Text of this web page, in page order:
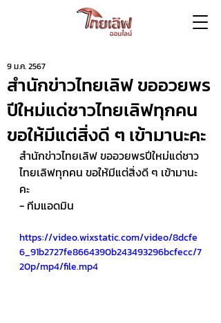
สำนักข่าวไทยเลิฟ ขออวยพร
ปีใหม่แด่ชาวไทยเลิฟทุกคน
ขอให้มีแต่สิ่งดี ๆ เข้ามานะคะ
9 ม.ค. 2567
สำนักข่าวไทยเลิฟ ขออวยพรปีใหม่แด่ชาว
ไทยเลิฟทุกคน ขอให้มีแต่สิ่งดี ๆ เข้ามานะ
คะ
- ทีมแอดมิน
https://video.wixstatic.com/video/8dcfe
6_91b2727fe8664390b243493296bcfecc/7
20p/mp4/file.mp4